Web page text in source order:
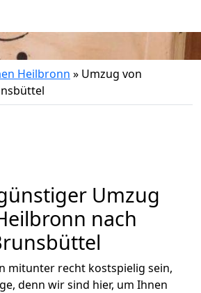
Heilbronn » Umzug von
Umzug
nach
mitunter recht kostspielig sein,
denn wir sind hier, um Ihnen